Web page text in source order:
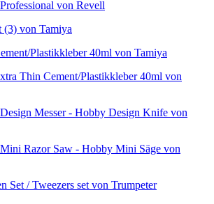
von Revell
(3) von Tamiya
Plastikkleber 40ml von Tamiya
Thin Cement/Plastikkleber 40ml von
Messer - Hobby Design Knife von
Razor Saw - Hobby Mini Säge von
Set / Tweezers set von Trumpeter